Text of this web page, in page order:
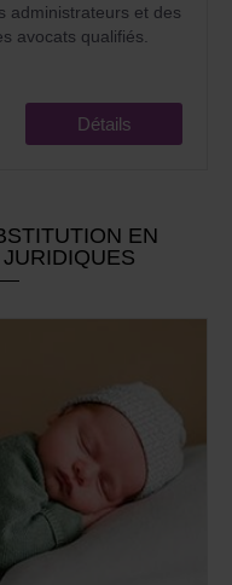
administrateurs et des
avocats qualifiés.
Détails
EN